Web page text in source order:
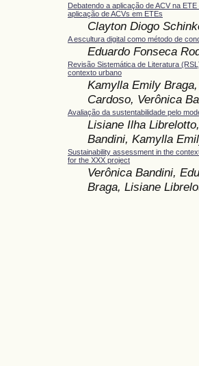
Debatendo a aplicação de ACV na
aplicação de ACVs em ETEs
Clayton Diogo
A escultura digital como método de
Eduardo Fonseca
Revisão Sistemática de Literatura
contexto urbano
Kamylla Emily
Cardoso, Verônica
Avaliação da sustentabilidade pelo
Lisiane Ilha
Bandini, Kamylla
Sustainability assessment in the
for the XXX project
Verônica Bandini,
Braga, Lisiane